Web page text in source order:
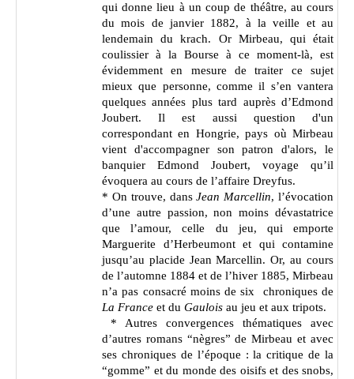
qui donne lieu à un coup de théâtre, au cours
du mois de janvier 1882, à la veille et au
lendemain du krach. OrMirbeau, qui était
coulissier à la Bourse à ce moment-là, est
évidemment en mesure de traiter ce sujet
mieux que personne, comme il s’en vantera
quelques années plus tard auprès d’Edmond
Joubert. Il est aussi question d'un
correspondant en Hongrie, pays où Mirbeau
vient d'accompagner son patron d'alors, le
banquier Edmond Joubert, voyage qu’il
évoquera au cours de l’affaire Dreyfus.
* On trouve, dansJean Marcellin, l’évocation
d’une autre passion, non moins dévastatrice
que l’amour, celle du jeu, qui emporte
Marguerite d’Herbeumont et qui contamine
jusqu’au placide Jean Marcellin. Or, au cours
de l’automne 1884 et de l’hiver 1885, Mirbeau
n’a pas consacré moins de six chroniques de
La France et du Gaulois au jeu et aux tripots.
* Autres convergences thématiques avec
d’autres romans “nègres” de Mirbeau et avec
ses chroniques de l’époque : la critique de la
“gomme” et du monde des oisifs et des snobs,